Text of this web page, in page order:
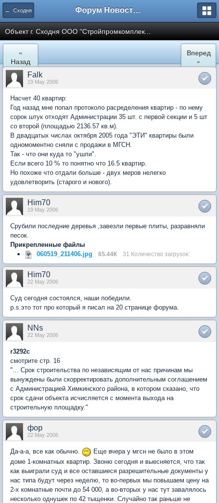
← Сходня Форум Новостройки
Объект г. Сходня ООО "Стройпромкомплек...
«
Назад
Вперед
»
Falk
19 May 2006
Насчет 40 квартир:
Год назад мне попал протоколо расределения квартир - по нему
сорок штук отходят Администрации 35 шт. с первой секции и 5 шт
со второй (площадью 2136.57 кв.м).
В двадцатых числах октября 2005 года "ЭТИ" квартиры были
одномоментно сняли с продажи в МГСН.
Так - что они куда то "ушли".
Если всего 10 % то понятно что 16.5 квартир.
Но похоже что отдали больше - двух меров нелегко
удовлетворить (старого и нового).
Him70
19 May 2006
Срубили последние деревья ,завезли первые плиты, разравняли
песок.
Прикрепленные файлы
060519_211406.jpg
65.44К 31 Количество загрузок:
Him70
22 May 2006
Суд сегодня состоялся, наши победили.
p.s.это тот про который я писал на 20 странице форума.
NNs
22 May 2006
r3292c
смотрите стр. 16
"... Срок строительства по независящим от нас причинам мы
вынуждены были скорректировать дополнительным соглашением
с Администрацией Химкинского района, в котором сказано, что
срок сдачи объекта исчисляется с момента выхода на
строительную площадку."
фор
22 May 2006
Да-а-а, все как обычно.
Еще вчера у мгсн не было в этом
доме 1-комнатных квартир. Звоню сегодня и выесняется, что так
как выиграли суд и все оставшиеся разрешительные документы у
нас типа будут через неделю, то во-первых мы повышаем цену на
2-х комнатные почти до 54 000, а во-вторых у нас тут завалялось
несколько однушек по 42 тыщенки. Случайно так раньше не